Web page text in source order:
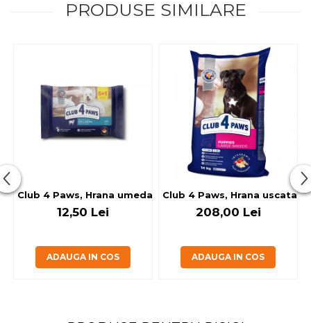
PRODUSE SIMILARE
Club 4 Paws, Hrana umeda caini - cu miel, set 5+1, 6x80 g
12,50 Lei
ADAUGA IN COS
Club 4 Paws, Hrana uscata
208,00 Lei
ADAUGA IN COS